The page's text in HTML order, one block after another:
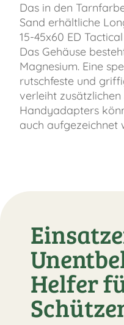
Das in den
Sand erhältliche
15-45x60 ED
Das Gehäuse
Magnesium. Eine
rutschfeste und
verleiht zusätzlichen
Handyadapters
auch aufgezeichnet
Helfer